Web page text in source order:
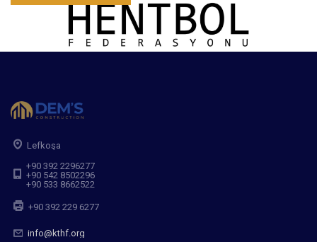
Lefkoşa
+90 392 2296277
+90 542 8502296
+90 533 8662522
+90 392 229 6277
info@kthf.org